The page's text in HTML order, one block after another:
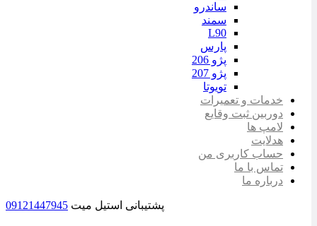
ساندرو
سمند
L90
پارس
پژو 206
پژو 207
تویوتا
خدمات و تعمیرات
دوربین ثبت وقایع
لامپ ها
هدلایت
حساب کاربری من
تماس با ما
درباره ما
پشتیبانی استیل میت 09121447945